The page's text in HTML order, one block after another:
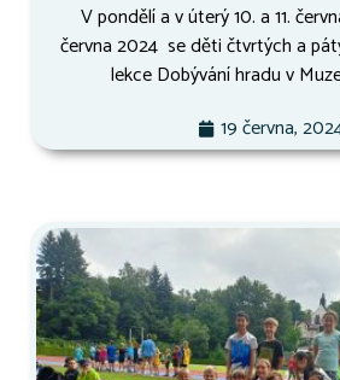
V pondělí a v úterý 10. a 11.
června 2024 se děti čtvrtých a
lekce Dobývání hradu v
19 června,